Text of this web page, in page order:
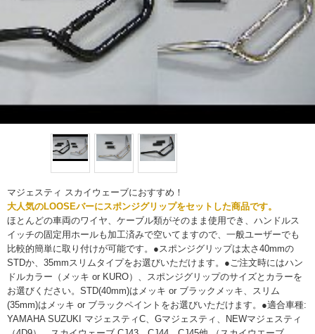
マジェスティ スカイウェーブにおすすめ！
大人気のLOOSEバーにスポンジグリップをセットした商品です。
ほとんどの車両のワイヤ、ケーブル類がそのまま使用でき、ハンドルス
イッチの固定用ホールも加工済みで空いてますので、一般ユーザーでも
比較的簡単に取り付けが可能です。●スポンジグリップは太さ40mmの
STDか、35mmスリムタイプをお選びいただけます。●ご注文時にはハン
ドルカラー（メッキ or KURO）、スポンジグリップのサイズとカラーを
お選びください。STD(40mm)はメッキ or ブラックメッキ、スリム
(35mm)はメッキ or ブラックペイントをお選びいただけます。●適合車種:
YAMAHA SUZUKI マジェスティC、Gマジェスティ、NEWマジェスティ